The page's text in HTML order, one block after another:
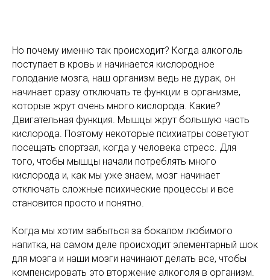
Но почему именно так происходит? Когда алкоголь
поступает в кровь и начинается кислородное
голодание мозга, наш организм ведь не дурак, он
начинает сразу отключать те функции в организме,
которые жрут очень много кислорода. Какие?
Двигательная функция. Мышцы жрут большую часть
кислорода. Поэтому некоторые психиатры советуют
посещать спортзал, когда у человека стресс. Для
того, чтобы мышцы начали потреблять много
кислорода и, как мы уже знаем, мозг начинает
отключать сложные психические процессы и все
становится просто и понятно.
Когда мы хотим забыться за бокалом любимого
напитка, на самом деле происходит элементарный шок
для мозга и наши мозги начинают делать все, чтобы
компенсировать это вторжение алкоголя в организм.